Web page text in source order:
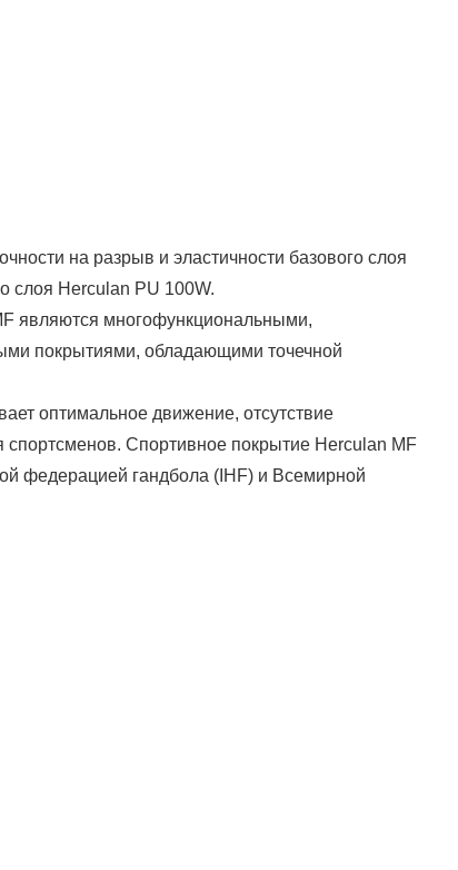
на разрыв и эластичности базового слоя
слоя Herculan PU 100W.
являются многофункциональными,
покрытиями, обладающими точечной
оптимальное движение, отсутствие
спортсменов. Спортивное покрытие Herculan MF
федерацией гандбола (IHF) и Всемирной